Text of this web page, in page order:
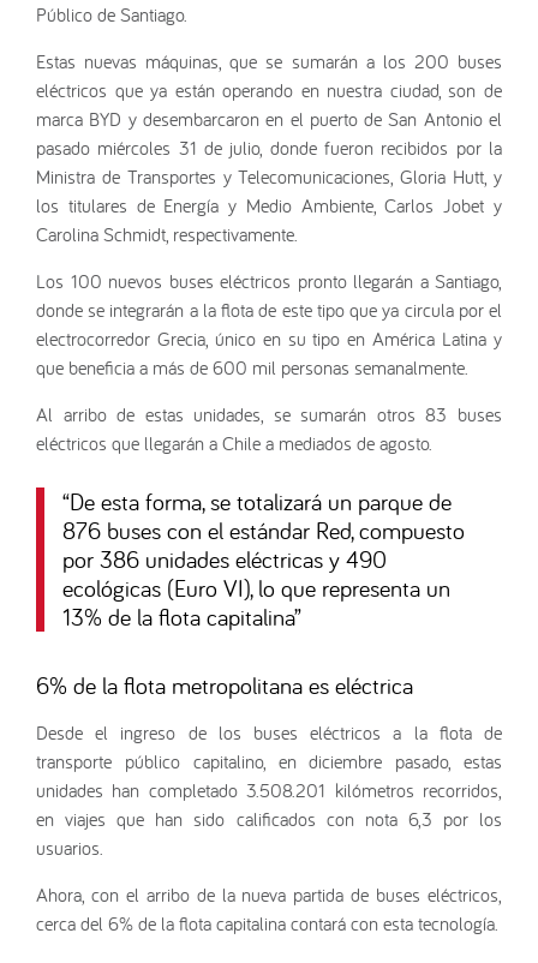
Público de Santiago.
Estas nuevas máquinas, que se sumarán a los 200 buses
eléctricos que ya están operando en nuestra ciudad, son de
marca BYD y desembarcaron en el puerto de San Antonio el
pasado miércoles 31 de julio, donde fueron recibidos por la
Ministra de Transportes y Telecomunicaciones, Gloria Hutt, y
los titulares de Energía y Medio Ambiente, Carlos Jobet y
Carolina Schmidt, respectivamente.
Los 100 nuevos buses eléctricos pronto llegarán a Santiago,
donde se integrarán a la flota de este tipo que ya circula por el
electrocorredor Grecia, único en su tipo en América Latina y
que beneficia a más de 600 mil personas semanalmente.
Al arribo de estas unidades, se sumarán otros 83 buses
eléctricos que llegarán a Chile a mediados de agosto.
“De esta forma, se totalizará un parque de
876 buses con el estándar Red, compuesto
por 386 unidades eléctricas y 490
ecológicas (Euro VI), lo que representa un
13% de la flota capitalina”
6% de la flota metropolitana es eléctrica
Desde el ingreso de los buses eléctricos a la flota de
transporte público capitalino, en diciembre pasado, estas
unidades han completado 3.508.201 kilómetros recorridos,
en viajes que han sido calificados con nota 6,3 por los
usuarios.
Ahora, con el arribo de la nueva partida de buses eléctricos,
cerca del 6% de la flota capitalina contará con esta tecnología.